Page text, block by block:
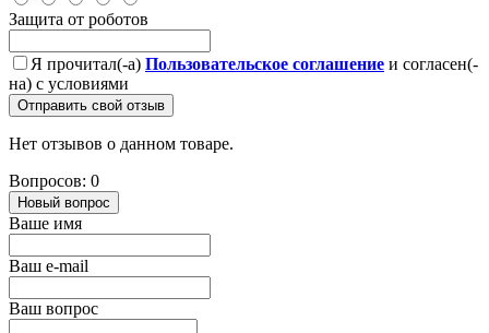
Защита от роботов
Я прочитал(-а) Пользовательское соглашение и согласен(-
на) с условиями
Отправить свой отзыв
Нет отзывов о данном товаре.
Вопросов: 0
Новый вопрос
Ваше имя
Ваш e-mail
Ваш вопрос